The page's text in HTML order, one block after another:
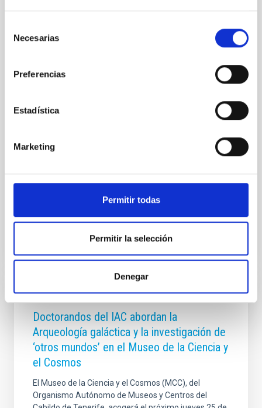
Necesarias
Preferencias
Estadística
Marketing
Permitir todas
Permitir la selección
Denegar
DALI supera el Preliminary Design Review
y avanza en la búsqueda de materia oscura
El experimento DALI , liderado por el investigador del
Miguel, ha superado con éxito el Preliminary Design
proyecto. Tras esta revisión, un comité independiente
más potente y sensible, reforzando el potencial de
DALI para liderar la búsqueda de materia oscura de
científico del Instituto de Astrofísica
NOTA DE PRENSA
Doctorandos del IAC abordan la
Arqueología galáctica y la investigación de
‘otros mundos’ en el Museo de la Ciencia y
el Cosmos
El Museo de la Ciencia y el Cosmos (MCC), del
Organismo Autónomo de Museos y Centros del